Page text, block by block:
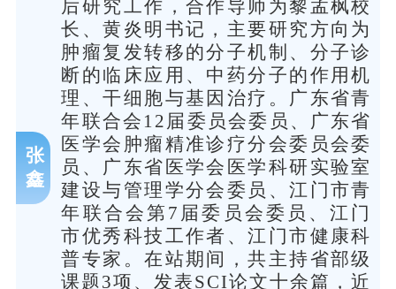
张
鑫
后研究工作，合作导师为黎孟枫校
长、黄炎明书记，主要研究方向为
肿瘤复发转移的分子机制、分子诊
断的临床应用、中药分子的作用机
理、干细胞与基因治疗。广东省青
年联合会12届委员会委员、广东省
医学会肿瘤精准诊疗分会委员会委
员、广东省医学会医学科研实验室
建设与管理学分会委员、江门市青
年联合会第7届委员会委员、江门
市优秀科技工作者、江门市健康科
普专家。在站期间，共主持省部级
课题3项、发表SCI论文十余篇，近